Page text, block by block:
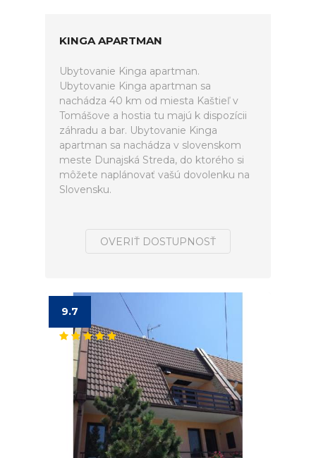
KINGA APARTMAN
Ubytovanie Kinga apartman.
Ubytovanie Kinga apartman sa
nachádza 40 km od miesta Kaštieľ v
Tomášove a hostia tu majú k dispozícii
záhradu a bar. Ubytovanie Kinga
apartman sa nachádza v slovenskom
meste Dunajská Streda, do ktorého si
môžete naplánovať vašú dovolenku na
Slovensku.
OVERIŤ DOSTUPNOSŤ
9.7